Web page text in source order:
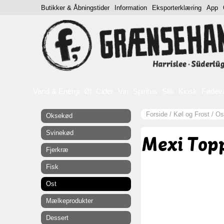
Forside / Køl og Frost /
Mexi
Oksekød
Svinekød
Fjerkræ
Fisk
Ost
Mælkeprodukter
Dessert
Butikker & Åbningstider Information Eksporterklæring App